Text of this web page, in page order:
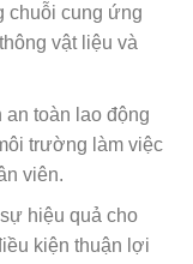
chuỗi cung ứng
vật liệu và
toàn lao động
trường làm việc
viên.
hiệu quả cho
kiện thuận lợi